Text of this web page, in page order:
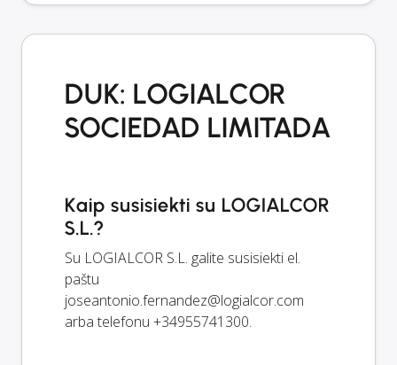
DUK: LOGIALCOR
SOCIEDAD LIMITADA
Kaip susisiekti su LOGIALCOR
S.L.?
Su LOGIALCOR S.L. galite susisiekti el.
paštu
joseantonio.fernandez@logialcor.com
arba telefonu +34955741300.